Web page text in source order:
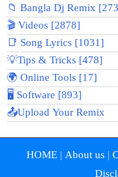
📁 Bangla Dj Remix
🎬 Videos [2878]
📑 Song Lyrics [1031]
💡Tips & Tricks [478]
🌍 Online Tools [17]
🖥️ Software [893]
📤Upload Your Remix
HOME | About us |